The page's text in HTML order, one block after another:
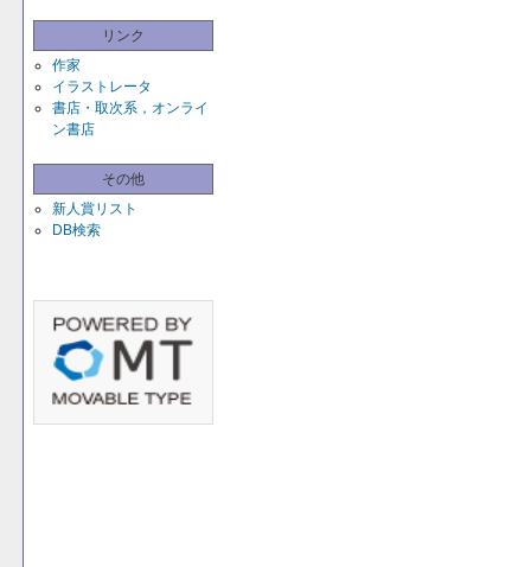
リンク
作家
イラストレータ
書店・取次系，オンライ
ン書店
その他
新人賞リスト
DB検索